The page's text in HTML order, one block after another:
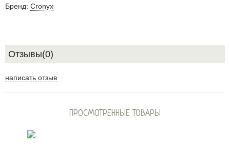
Бренд: Cronyx
Отзывы(0)
написать отзыв
ПРОСМОТРЕННЫЕ ТОВАРЫ